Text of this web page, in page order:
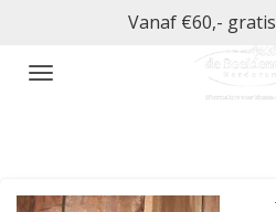
naar
Vanaf €60,-